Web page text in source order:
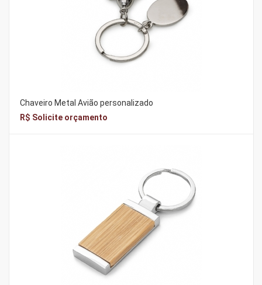
Chaveiro Metal Avião personalizado
R$ Solicite orçamento